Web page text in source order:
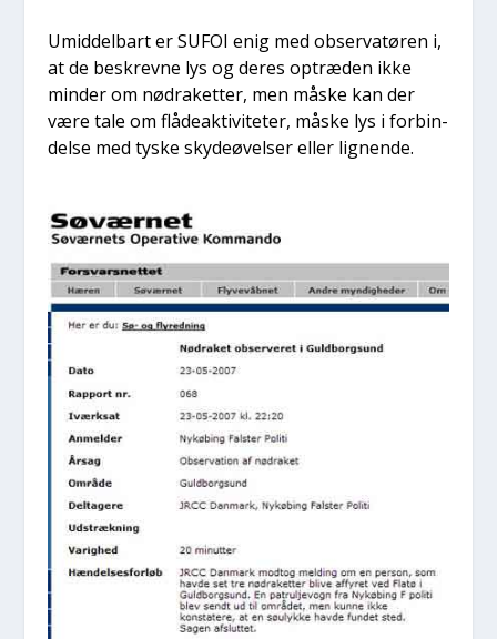
Umid­del­bart er SUFOI enig med obser­va­tø­ren i,
at de beskrev­ne lys og deres optræ­den ikke
min­der om nødra­ket­ter, men måske kan der
være tale om flå­de­ak­ti­vi­te­ter, måske lys i for­bin­
del­se med tyske sky­deø­vel­ser eller lig­nen­de.